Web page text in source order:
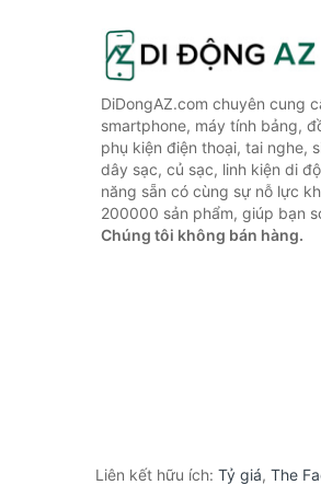
DiDongAZ.com chuyên cung
smartphone, máy tính bảng,
phụ kiện điện thoại, tai nghe,
dây sạc, củ sạc, linh kiện di
năng sẵn có cùng sự nỗ lực
200000 sản phẩm, giúp bạn
Chúng tôi không bán hàng.
Liên kết hữu ích: Tỷ giá, The